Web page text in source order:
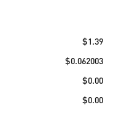
$1.39
$0.062003
$0.00
$0.00